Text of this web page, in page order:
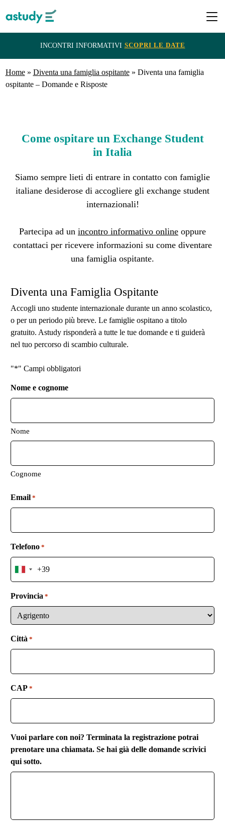
INCONTRI INFORMATIVI SCOPRI LE DATE
Destinazioni
ITACA
Borse
di
Prezzi
Home» Diventa una famiglia ospitante» Diventa una famiglia
ospitante – Domande e Risposte
Come ospitare un Exchange Student
in Italia
Siamo sempre lieti di entrare in contatto con famiglie
italiane desiderose di accogliere gli exchange student
internazionali!
Partecipa ad un incontro informativo online oppure
contattaci per ricevere informazioni su come diventare
una famiglia ospitante.
Diventa una Famiglia Ospitante
Accogli uno studente internazionale durante un anno scolastico,
o per un periodo più breve. Le famiglie ospitano a titolo
gratuito. Astudy risponderà a tutte le tue domande e ti guiderà
nel tuo percorso di scambio culturale.
"*" Campi obbligatori
Nome e cognome
Nome
Cognome
Email *
Telefono *
I
t
a
+
3
Provincia *
Città *
CAP *
Vuoi parlare con noi? Terminata la registrazione potrai
prenotare una chiamata. Se hai già delle domande scrivici
qui sotto.